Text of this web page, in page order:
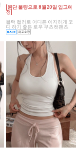
[원단 불량으로 8월20일 입고예
정]
블랙 컬러로 어디든 이지하게 코
디 하기 좋은 로우 부츠컷팬츠!